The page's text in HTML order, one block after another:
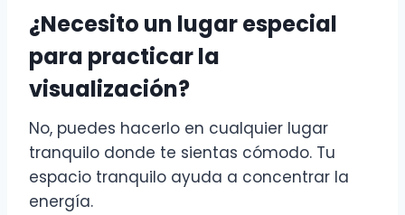
¿Necesito un lugar especial
para practicar la
visualización?
No, puedes hacerlo en cualquier lugar
tranquilo donde te sientas cómodo. Tu
espacio tranquilo ayuda a concentrar la
energía.